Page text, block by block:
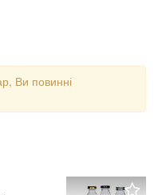
Ви повинні